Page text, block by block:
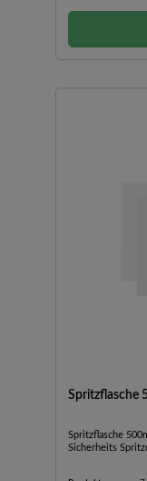
Spritzflasche
Spritzflasche
Sicherheits